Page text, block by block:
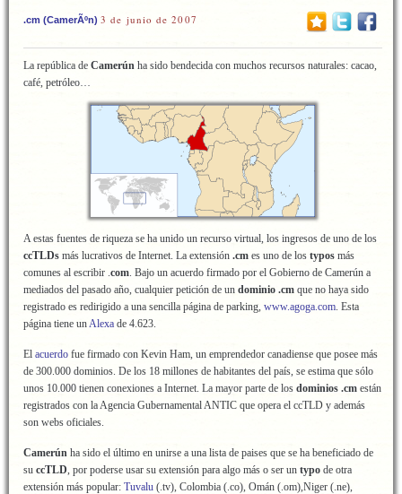
.cm (CamerÃºn) 3 de junio de 2007
La república de Camerún ha sido bendecida con muchos recursos naturales: cacao,
café, petróleo…
A estas fuentes de riqueza se ha unido un recurso virtual, los ingresos de uno de los
ccTLDs más lucrativos de Internet. La extensión .cm es uno de los typos más
comunes al escribir .com. Bajo un acuerdo firmado por el Gobierno de Camerún a
mediados del pasado año, cualquier petición de un dominio .cm que no haya sido
registrado es redirigido a una sencilla página de parking, www.agoga.com. Esta
página tiene unAlexa de 4.623.
El acuerdo fue firmado con Kevin Ham, un emprendedor canadiense que posee más
de 300.000 dominios. De los 18 millones de habitantes del país, se estima que sólo
unos 10.000 tienen conexiones a Internet. La mayor parte de los dominios .cm están
registrados con la Agencia Gubernamental ANTIC que opera el ccTLD y además
son webs oficiales.
Camerún ha sido el último en unirse a una lista de paises que se ha beneficiado de
su ccTLD, por poderse usar su extensión para algo más o ser un typo de otra
extensión más popular: Tuvalu (.tv), Colombia (.co), Omán (.om),Niger (.ne),